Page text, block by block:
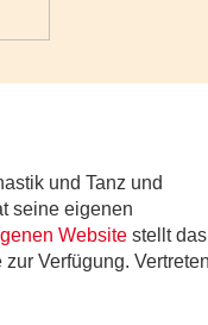
und Tanz und
seine eigenen
Website stellt das
Verfügung. Vertreten